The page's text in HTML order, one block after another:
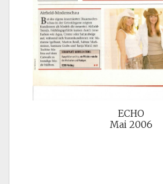
ECHO
Mai 2006